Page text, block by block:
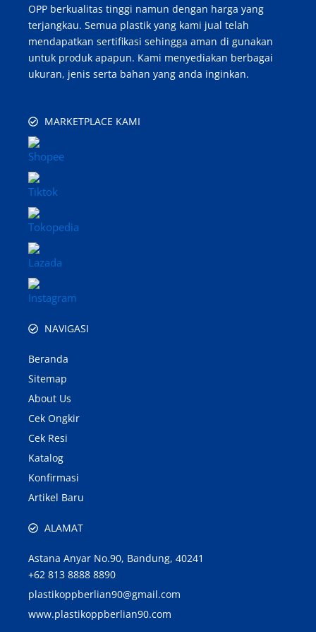
OPP berkualitas tinggi namun dengan harga yang
terjangkau. Semua plastik yang kami jual telah
mendapatkan sertifikasi sehingga aman di gunakan
untuk produk apapun. Kami menyediakan berbagai
ukuran, jenis serta bahan yang anda inginkan.
MARKETPLACE KAMI
NAVIGASI
Beranda
Sitemap
About Us
Cek Ongkir
Cek Resi
Katalog
Konfirmasi
Artikel Baru
ALAMAT
Astana Anyar No.90, Bandung, 40241
+62 813 8888 8890
plastikoppberlian90@gmail.com
www.plastikoppberlian90.com